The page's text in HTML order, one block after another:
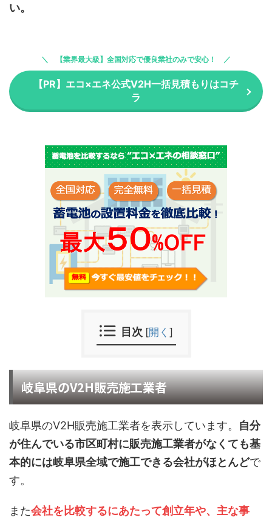
い。
【業界最大級】全国対応で優良業社のみで安心！
【PR】エコ×エネ公式V2H一括見積もりはコチ
ラ
目次 [開く ]
岐阜県のV2H販売施工業者
岐阜県のV2H販売施工業者を表示しています。 自分
が住んでいる市区町村に販売施工業者がなくても基
本的には岐阜県全域で施工できる会社がほとんどで
す。
また会社を比較するにあたって創立年や、主な事